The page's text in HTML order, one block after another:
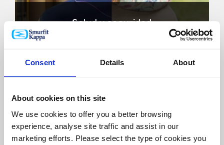
Consent Details About
About cookies on this site
We use cookies to offer you a better browsing
experience, analyse site traffic and assist in our
marketing efforts. Please select the type of cookies you
Salud y seguridad